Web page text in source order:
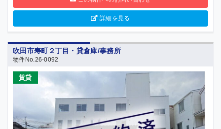
詳細を見る
吹田市寿町２丁目・貸倉庫/事務所
物件No.26-0092
賃貸